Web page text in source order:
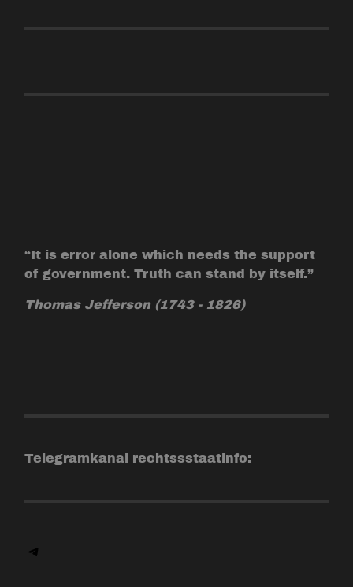
“It is error alone which needs the support
of government. Truth can stand by itself.”
Thomas Jefferson (1743 - 1826)
Telegramkanal rechtssstaatinfo: